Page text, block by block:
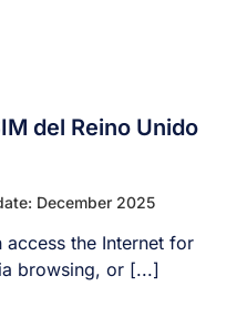
del Reino Unido
December 2025
the Internet for
browsing, or [...]